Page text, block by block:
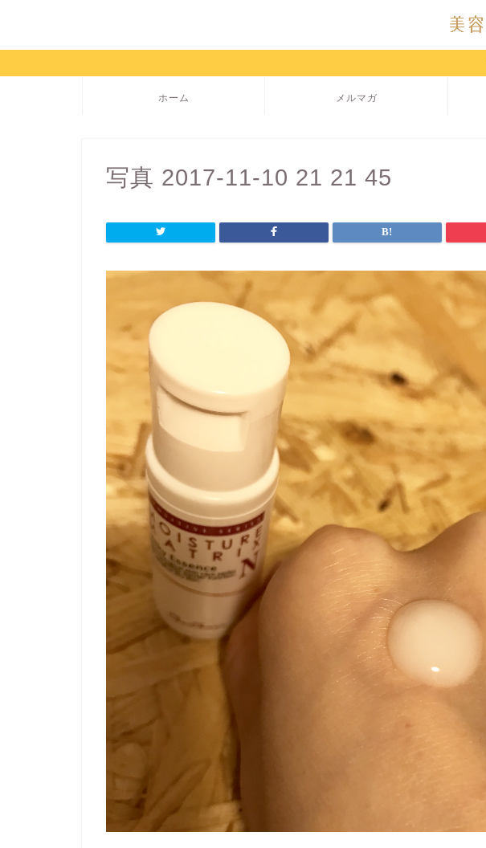
ホーム メルマガ
写真 2017-11-10 21 21 45